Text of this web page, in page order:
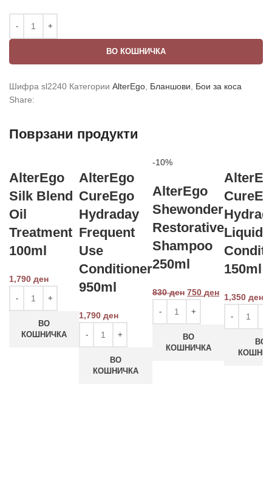
ВО КОШНИЧКА
Шифра sl2240 Категории AlterEgo Бланшови
Бои за коса
Share:
Поврзани продукти
AlterEgo
Silk Blend
Oil
Treatment
100ml
1,790 ден
ВО
КОШНИЧКА
AlterEgo
CureEgo
Hydraday
Frequent
Use
Conditioner
950ml
1,790 ден
ВО
КОШНИЧКА
-10%
AlterEgo
Shewonder
Restorative
Shampoo
250ml
830ден 750 ден
ВО
КОШНИЧКА
Liquid
150ml
1,350 ден
ВО